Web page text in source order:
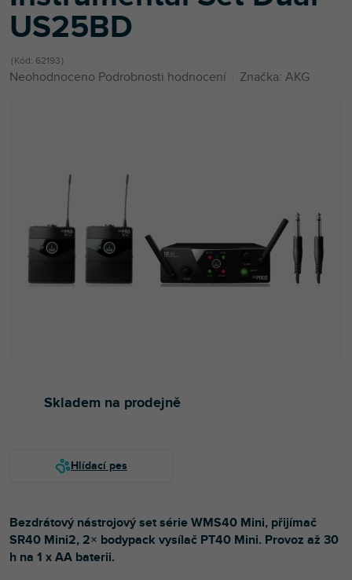
US25BD
Kód: 62193
Průměrné
Neohodnoceno Podrobnosti hodnocení Značka: AKG
Skladem na prodejně
Bezdrátový nástrojový set série WMS40 Mini, přijímač
SR40 Mini2, 2× bodypack vysílač PT40 Mini. Provoz až 30
h na 1 x AA baterii.